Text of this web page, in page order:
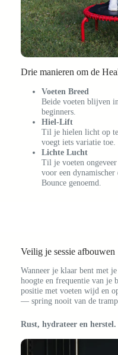
Drie manieren om de
Voeten Breed
Beide voeten blijven
beginners.
Hiel-Lift
Til je hielen licht op
voegt iets variatie toe.
Lichte Lucht
Til je voeten
voor een
Bounce genoemd.
Veilig je sessie afbouwen
Wanneer je klaar bent met
hoogte en frequentie van je
positie met voeten wijd en
— spring nooit van de
Rust, hydrateer en herstel.